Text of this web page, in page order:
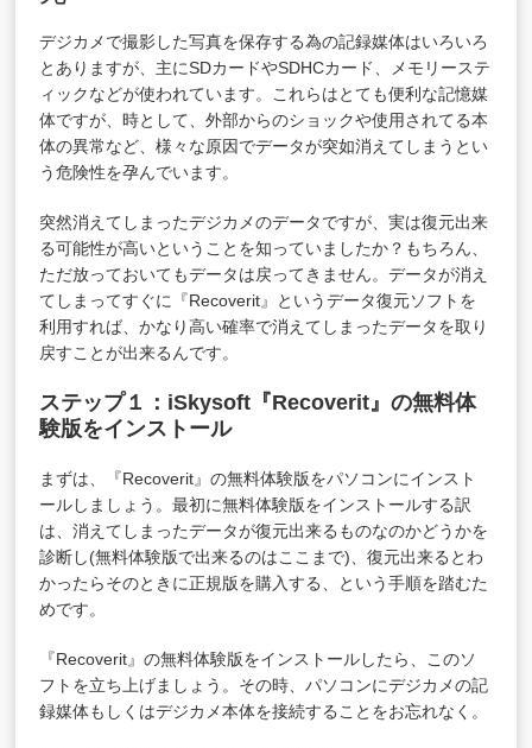
デジカメで撮影した写真を保存する為の記録媒体はいろいろ
とありますが、主にSDカードやSDHCカード、メモリーステ
ィックなどが使われています。これらはとても便利な記憶媒
体ですが、時として、外部からのショックや使用されてる本
体の異常など、様々な原因でデータが突如消えてしまうとい
う危険性を孕んでいます。
突然消えてしまったデジカメのデータですが、実は復元出来
る可能性が高いということを知っていましたか？もちろん、
ただ放っておいてもデータは戻ってきません。データが消え
てしまってすぐに『Recoverit』というデータ復元ソフトを
利用すれば、かなり高い確率で消えてしまったデータを取り
戻すことが出来るんです。
ステップ１： iSkysoft『Recoverit』の無料体
験版をインストール
まずは、『Recoverit』の無料体験版をパソコンにインスト
ールしましょう。最初に無料体験版をインストールする訳
は、消えてしまったデータが復元出来るものなのかどうかを
診断し(無料体験版で出来るのはここまで)、復元出来るとわ
かったらそのときに正規版を購入する、という手順を踏むた
めです。
『Recoverit』の無料体験版をインストールしたら、このソ
フトを立ち上げましょう。その時、パソコンにデジカメの記
録媒体もしくはデジカメ本体を接続することをお忘れなく。